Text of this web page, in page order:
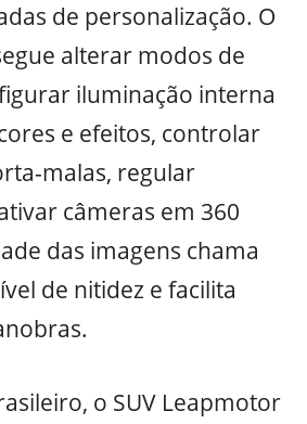
de personalização. O
alterar modos de
iluminação interna
e efeitos, controlar
malas, regular
câmeras em 360
das imagens chama
de nitidez e facilita
o SUV Leapmotor